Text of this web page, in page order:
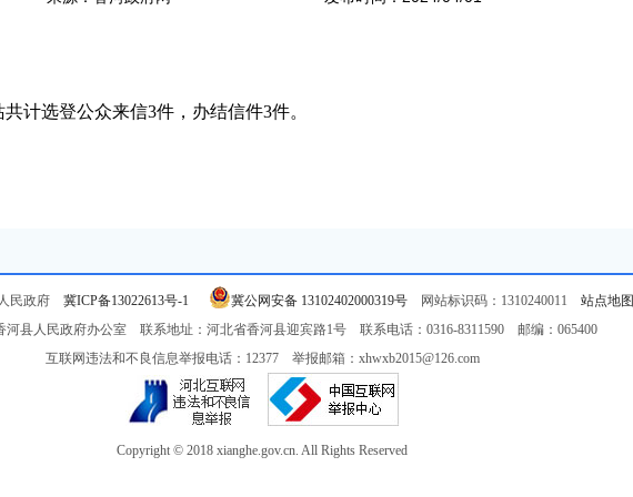
选登公众来信3件，办结信件3件。
民政府 冀ICP备13022613号-1 冀公网安备 13102402000319号 网站标识码：1310240011 站点地图
河县人民政府办公室 联系地址：河北省香河县迎宾路1号 联系电话：0316-8311590 邮编：065400
互联网违法和不良信息举报电话：12377 举报邮箱：xhwxb2015@126.com
Copyright © 2018 xianghe.gov.cn. All Rights Reserved